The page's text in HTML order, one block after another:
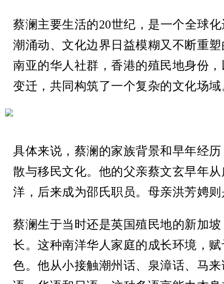
蔡澜主要生活的20世纪，是一个全球
潮涌动、文化边界日益模糊又不断重
南亚的华人社群，香港的殖民地身份
变迁，共同构筑了一个复杂的文化场域
具体来说，蔡澜的家族背景和早年经
散与移民文化。他的父亲蔡文玄早年
洋，后来成为邵氏职员。母亲洪芳娉
蔡澜生于当时还是英国殖民地的新加
长。这种南洋华人家庭的成长环境，
色。他从小接触潮州话、泉漳话、马